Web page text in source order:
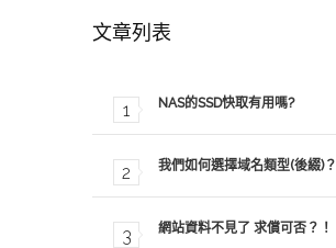
文章列表
NAS的SSD快取有用嗎?
我們如何選擇域名類型(後綴)？
網站資料不見了 求償可否？！